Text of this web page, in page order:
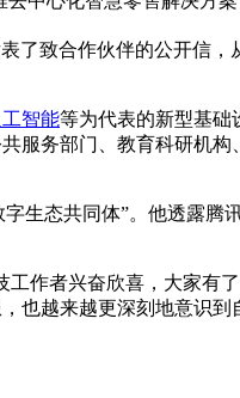
致合作伙伴的公开信，
工智能等为代表的新型基础
服务部门、教育科研机
态共同体”。他透露腾
者兴奋欣喜，大家有
也越来越更深刻地意识到